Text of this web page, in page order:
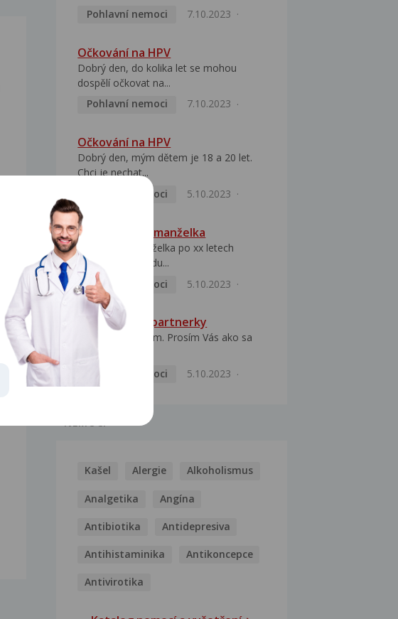
Pohlavní nemoci
7.10.2023
Očkování na HPV
Dobrý den, do kolika let se mohou
dospělí očkovat na...
Pohlavní nemoci
7.10.2023
Očkování na HPV
Dobrý den, mým dětem je 18 a 20 let.
Chci je nechat...
Pohlavní nemoci
5.10.2023
HPV pozitivní manželka
Dobrý den, manželka po xx letech
přivezla z Východu...
Pohlavní nemoci
5.10.2023
HPV typ 52 u partnerky
Dobrý deň prajem. Prosím Vás ako sa
Pohlavní nemoci
5.10.2023
NEMOCI
Kašel Alergie Alkoholismus
Analgetika Angína
Antibiotika Antidepresiva
Antihistaminika Antikoncepce
Antivirotika